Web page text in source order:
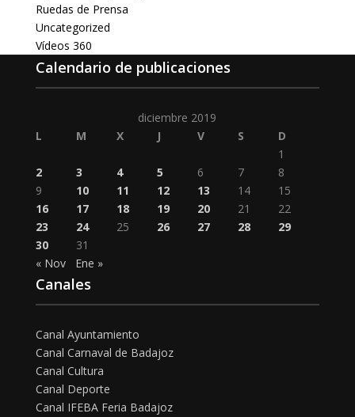
Ruedas de Prensa
Uncategorized
Vídeos 360
Calendario de publicaciones
diciembre 2019
L
M X J V S
D
1
2
3 4 5 6 7
8
9
10 11 12 13 14
15
16
17 18 19 20 21
22
23
24 25 26 27 28
29
30
31
« Nov
Ene »
Canales
Canal Ayuntamiento
Canal Carnaval de Badajoz
Canal Cultura
Canal Deporte
Canal IFEBA Feria Badajoz